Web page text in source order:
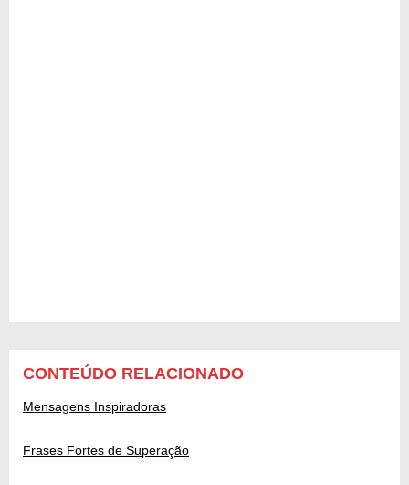
CONTEÚDO RELACIONADO
Mensagens Inspiradoras
Frases Fortes de Superação